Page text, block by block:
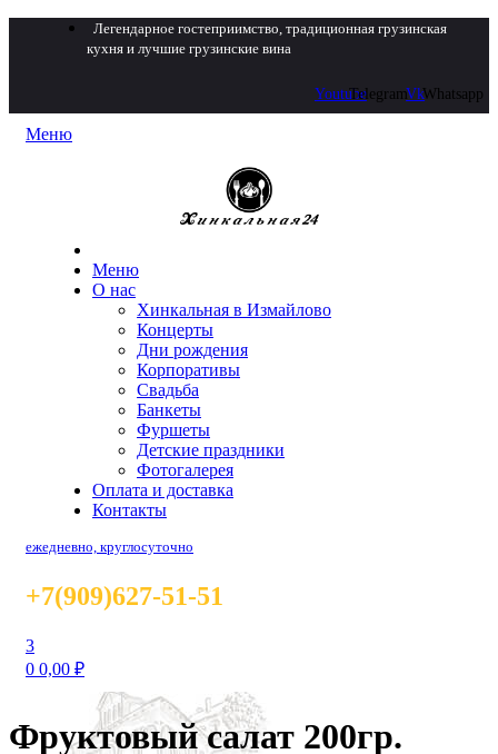
Легендарное гостеприимство, традиционная грузинская
кухня и лучшие грузинские вина
YoutubeTelegramVkWhatsapp
Меню
Меню
О нас
Хинкальная в Измайлово
Концерты
Дни рождения
Корпоративы
Свадьба
Банкеты
Фуршеты
Детские праздники
Фотогалерея
Оплата и доставка
Контакты
ежедневно, круглосуточно
+7(909)627-51-51
3
0 0,00 ₽
Фруктовый салат 200гр.